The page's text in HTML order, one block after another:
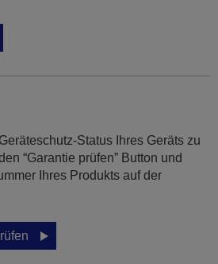
Status Ihres Geräts zu
“Garantie prüfen” Button und
Ihres Produkts auf der